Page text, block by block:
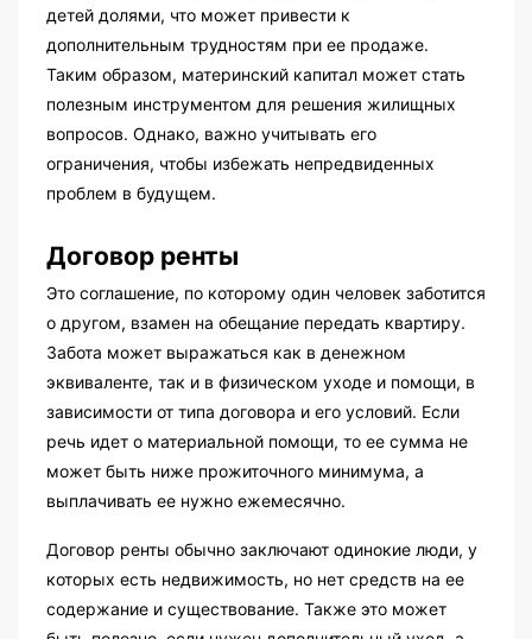
детей долями, что может привести к
дополнительным трудностям при ее продаже.
Таким образом, материнский капитал может стать
полезным инструментом для решения жилищных
вопросов. Однако, важно учитывать его
ограничения, чтобы избежать непредвиденных
проблем в будущем.
Договор ренты
Это соглашение, по которому один человек заботится
о другом, взамен на обещание передать квартиру.
Забота может выражаться как в денежном
эквиваленте, так и в физическом уходе и помощи, в
зависимости от типа договора и его условий. Если
речь идет о материальной помощи, то ее сумма не
может быть ниже прожиточного минимума, а
выплачивать ее нужно ежемесячно.
Договор ренты обычно заключают одинокие люди, у
которых есть недвижимость, но нет средств на ее
содержание и существование. Также это может